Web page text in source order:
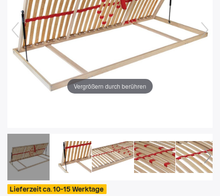
Vergrößern durch berühren
Lieferzeit ca. 10-15 Werktage